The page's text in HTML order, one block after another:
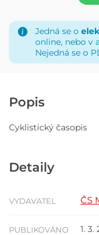
Jedná se o
online, nebo v
Nejedná se o
Popis
Cyklistický časopis
Detaily
VYDAVATEL ČS
PUBLIKOVÁNO 1. 3.